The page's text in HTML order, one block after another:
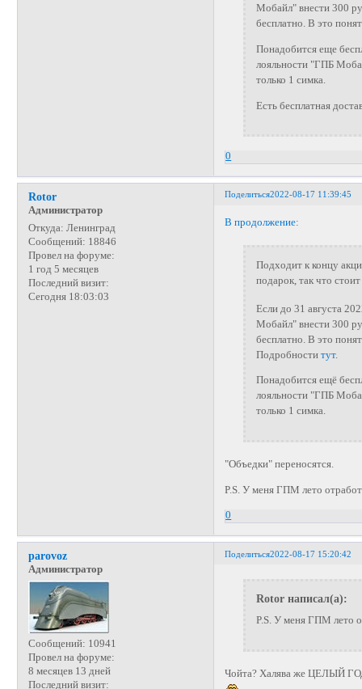
Мобайл" внести 300
бесплатно. В это
Понадобится еще
лояльности "ГПБ
только 1 симка.
Есть бесплатная
0
Поделиться2022-08-17 11:39:45
Rotor
Администратор
Откуда: Ленинград
Сообщений: 18846
Провел на форуме:
1 год 5 месяцев
Последний визит:
Сегодня 18:03:03
В продолжение:
Подходит к концу
подарок, так что
Если до 31 августа
Мобайл" внести 300
бесплатно. В это
Подробности тут.
Понадобится ещё
лояльности "ГПБ
только 1 симка.
"Объедки" переносятся.
P.S. У меня ГПМ лето
0
Поделиться2022-08-17 15:20:42
parovoz
Администратор
Сообщений: 10941
Провел на форуме:
8 месяцев 13 дней
Последний визит:
Rotor написал(а):
P.S. У меня ГПМ лето
Чойта? Халява же ЦЕЛЫЙ